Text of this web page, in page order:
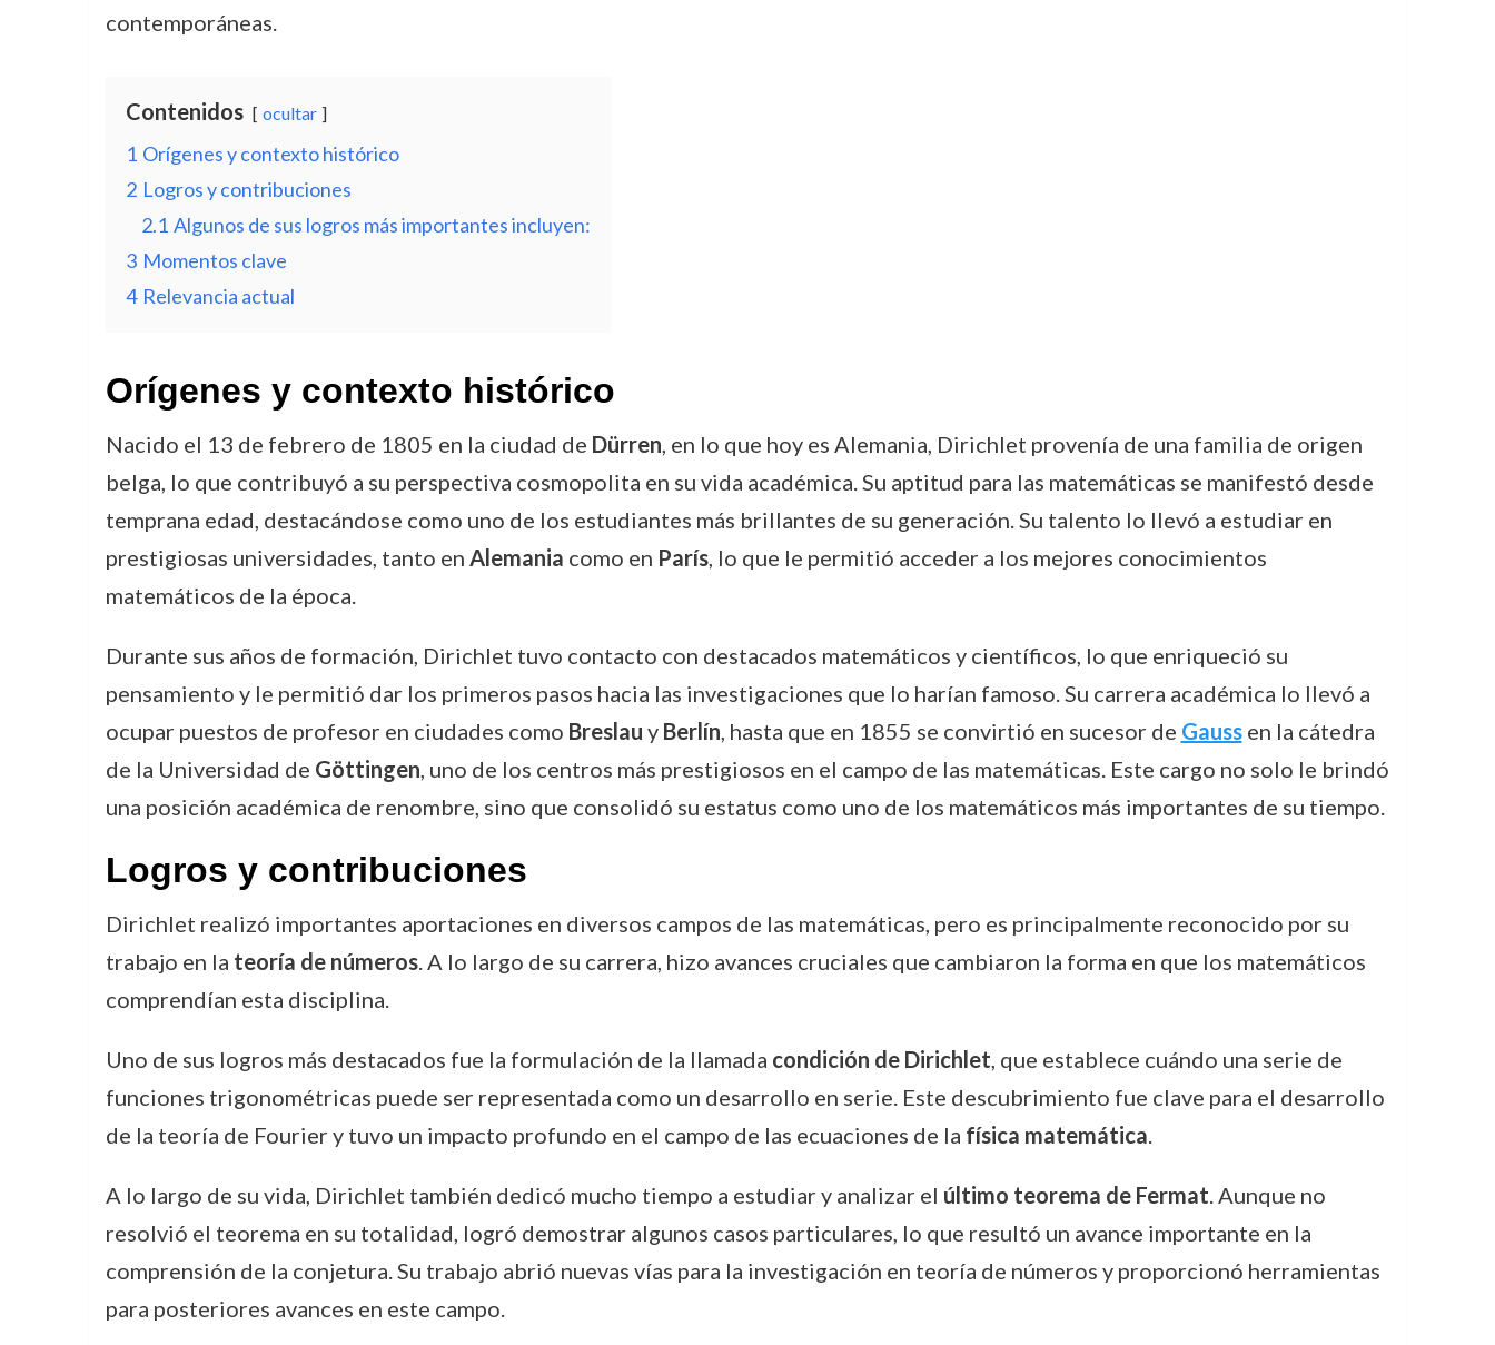
contemporáneas.
Contenidos ocultar
1 Orígenes y contexto histórico
2 Logros y contribuciones
2.1 Algunos de sus logros más importantes incluyen:
3 Momentos clave
4 Relevancia actual
Orígenes y contexto histórico
Nacido el 13 de febrero de 1805 en la ciudad de Dürren, en lo que hoy es Alemania, Dirichlet provenía de una familia de origen
belga, lo que contribuyó a su perspectiva cosmopolita en su vida académica. Su aptitud para las matemáticas se manifestó desde
temprana edad, destacándose como uno de los estudiantes más brillantes de su generación. Su talento lo llevó a estudiar en
prestigiosas universidades, tanto en Alemania como en París, lo que le permitió acceder a los mejores conocimientos
matemáticos de la época.
Durante sus años de formación, Dirichlet tuvo contacto con destacados matemáticos y científicos, lo que enriqueció su
pensamiento y le permitió dar los primeros pasos hacia las investigaciones que lo harían famoso. Su carrera académica lo llevó a
ocupar puestos de profesor en ciudades como Breslau y Berlín, hasta que en 1855 se convirtió en sucesor de Gaussen la cátedra
de la Universidad de Göttingen, uno de los centros más prestigiosos en el campo de las matemáticas. Este cargo no solo le brindó
una posición académica de renombre, sino que consolidó su estatus como uno de los matemáticos más importantes de su tiempo.
Logros y contribuciones
Dirichlet realizó importantes aportaciones en diversos campos de las matemáticas, pero es principalmente reconocido por su
trabajo en la teoría de números. A lo largo de su carrera, hizo avances cruciales que cambiaron la forma en que los matemáticos
comprendían esta disciplina.
Uno de sus logros más destacados fue la formulación de la llamada condición de Dirichlet, que establece cuándo una serie de
funciones trigonométricas puede ser representada como un desarrollo en serie. Este descubrimiento fue clave para el desarrollo
de la teoría de Fourier y tuvo un impacto profundo en el campo de las ecuaciones de la física matemática.
A lo largo de su vida, Dirichlet también dedicó mucho tiempo a estudiar y analizar el último teorema de Fermat. Aunque no
resolvió el teorema en su totalidad, logró demostrar algunos casos particulares, lo que resultó un avance importante en la
comprensión de la conjetura. Su trabajo abrió nuevas vías para la investigación en teoría de números y proporcionó herramientas
para posteriores avances en este campo.